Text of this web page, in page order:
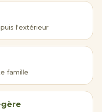
l'extérieur
famille